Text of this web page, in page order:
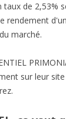
de 2,53%
rendement
marché.
sur leur